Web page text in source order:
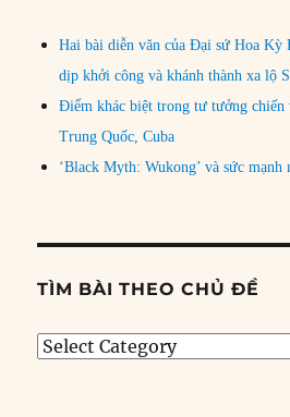
Hai bài diễn văn của Đại sứ Hoa
dịp khởi công và khánh thành xa lộ
Điểm khác biệt trong tư tưởng chiến
Trung Quốc, Cuba
‘Black Myth: Wukong’ và sức mạnh
TÌM BÀI THEO CHỦ ĐỀ
Tìm